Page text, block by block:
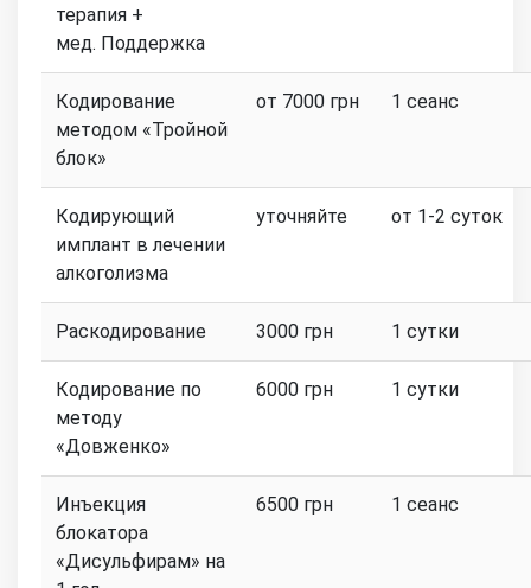
терапия +
мед. Поддержка
Кодирование
методом «Тройной
блок»
от 7000 грн 1 сеанс
Кодирующий
имплант в лечении
алкоголизма
уточняйте от 1-2 суток
Раскодирование 3000 грн 1 сутки
Кодирование по
методу
«Довженко»
6000 грн 1 сутки
Инъекция
блокатора
«Дисульфирам» на
6500 грн 1 сеанс